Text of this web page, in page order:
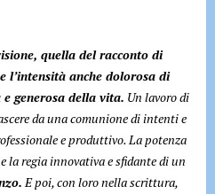
quella del racconto di
l’intensità anche dolorosa di
generosa della vita. Un lavoro di
da una comunione di intenti e
e produttivo. La potenza
la regia innovativa e sfidante di un
E poi, con loro nella scrittura,